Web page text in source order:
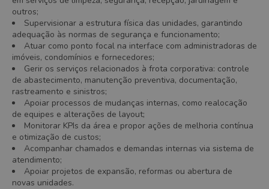
outros;
Supervisionar a estrutura física das unidades, garantindo
adequação às normas de segurança e funcionamento;
Atuar como ponto focal na interface com administradoras de
imóveis, condomínios e fornecedores;
Gerir os serviços relacionados à frota corporativa: controle
de abastecimento, manutenção preventiva, documentação,
rastreamento e sinistros;
Apoiar processos de mudanças internas, como realocação
de equipes e alterações de layout;
Monitorar KPIs da área e propor ações de melhoria contínua
e otimização de custos;
Acompanhar chamados e demandas internas via sistema de
atendimento;
Apoiar projetos de expansão, reformas ou abertura de
novas unidades.